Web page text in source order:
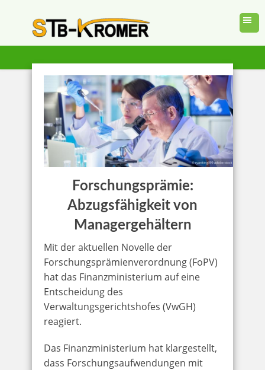
Forschungsprämie:
Abzugsfähigkeit von
Managergehältern
Mit der aktuellen Novelle der
Forschungsprämienverordnung (FoPV)
hat das Finanzministerium auf eine
Entscheidung des
Verwaltungsgerichtshofes (VwGH)
reagiert.
Das Finanzministerium hat klargestellt,
dass Forschungsaufwendungen mit